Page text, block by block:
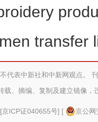
电源”新模式 助
transfer
代表中新社和中新网观点。
载、摘编、复制及建立镜像，
京ICP证040655号] [
京公